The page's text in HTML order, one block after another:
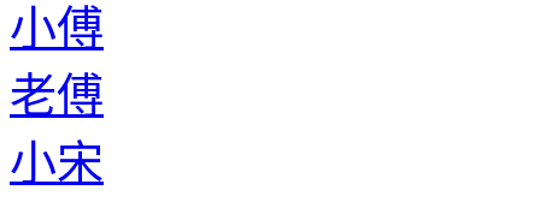
小傅
老傅
小宋